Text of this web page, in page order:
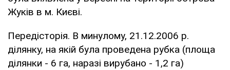
Жуків в м. Києві.
Передісторія. В минулому, 21.12.2006 р.
ділянку, на якій була проведена рубка (площа
ділянки - 6 га, наразі вирубано - 1,2 га)